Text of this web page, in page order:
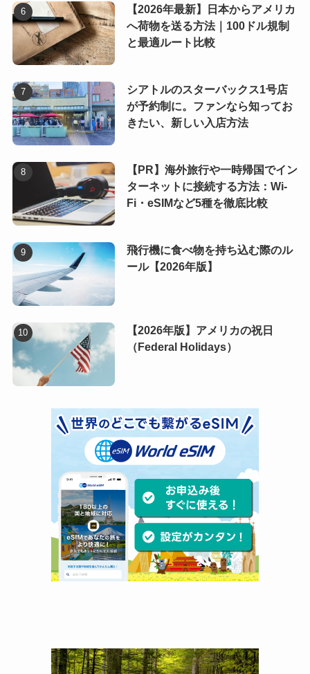
【2026年最新】日本からアメリカ
へ荷物を送る方法｜100ドル規制
と最適ルート比較
シアトルのスターバックス1号店
が予約制に。ファンなら知ってお
きたい、新しい入店方法
【PR】海外旅行や一時帰国でイン
ターネットに接続する方法：Wi-
Fi・eSIMなど5種を徹底比較
飛行機に食べ物を持ち込む際のル
ール【2026年版】
【2026年版】アメリカの祝日
（Federal Holidays）